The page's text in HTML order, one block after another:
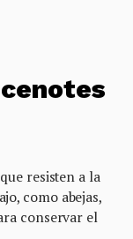
resisten a la
como abejas,
conservar el